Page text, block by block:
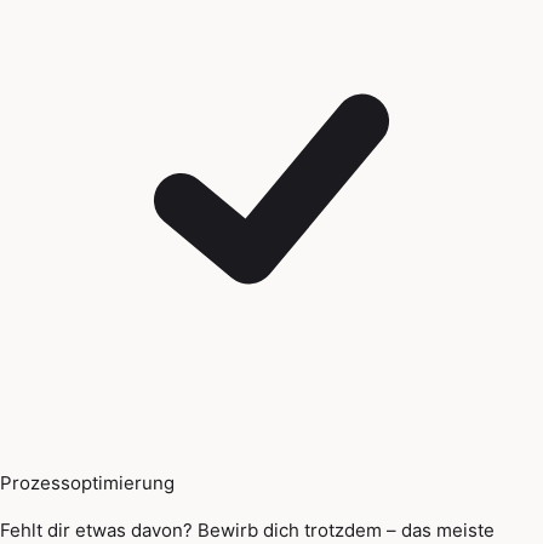
Prozessoptimierung
Fehlt dir etwas davon? Bewirb dich trotzdem – das meiste